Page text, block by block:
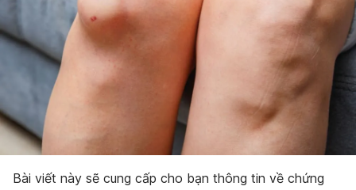
Bài viết này sẽ cung cấp cho bạn thông tin về chứng